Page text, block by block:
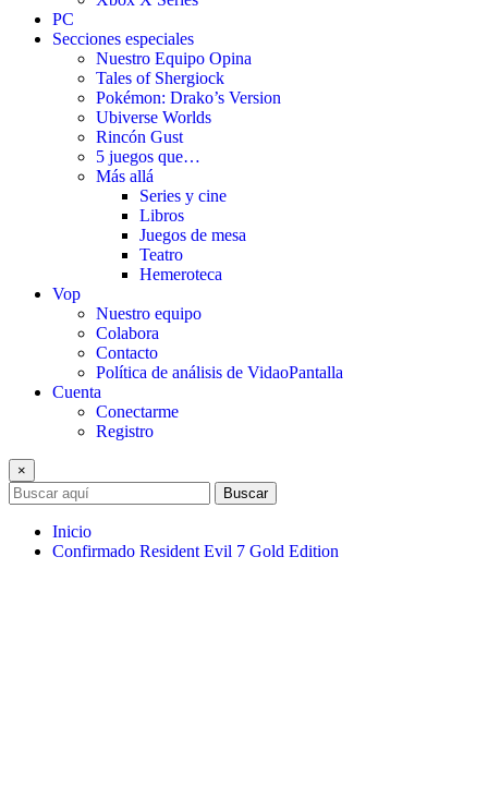
PC
Secciones especiales
Nuestro Equipo Opina
Tales of Shergiock
Pokémon: Drako’s Version
Ubiverse Worlds
Rincón Gust
5 juegos que…
Más allá
Series y cine
Libros
Juegos de mesa
Teatro
Hemeroteca
Vop
Nuestro equipo
Colabora
Contacto
Política de análisis de VidaoPantalla
Cuenta
Conectarme
Registro
×
Buscar
Inicio
Confirmado Resident Evil 7 Gold Edition